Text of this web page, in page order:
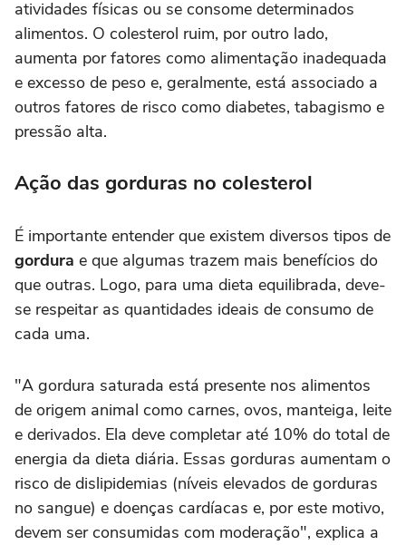
atividades físicas ou se consome determinados
alimentos. O colesterol ruim, por outro lado,
aumenta por fatores como alimentação inadequada
e excesso de peso e, geralmente, está associado a
outros fatores de risco como diabetes, tabagismo e
pressão alta.
Ação das gorduras no colesterol
É importante entender que existem diversos tipos de
gordura e que algumas trazem mais benefícios do
que outras. Logo, para uma dieta equilibrada, deve-
se respeitar as quantidades ideais de consumo de
cada uma.
"A gordura saturada está presente nos alimentos
de origem animal como carnes, ovos, manteiga, leite
e derivados. Ela deve completar até 10% do total de
energia da dieta diária. Essas gorduras aumentam o
risco de dislipidemias (níveis elevados de gorduras
no sangue) e doenças cardíacas e, por este motivo,
devem ser consumidas com moderação", explica a